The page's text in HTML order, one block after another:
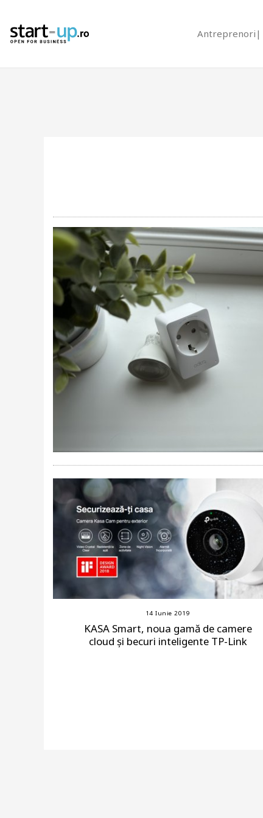
Antreprenori
14 Iunie 2019
KASA Smart, noua gamă de camere
cloud și becuri inteligente TP-Link